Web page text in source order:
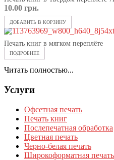
10.00 грн.
ДОБАВИТЬ В КОРЗИНУ
Печать книг в мягком переплёте
ПОДРОБНЕЕ
Читать полностью...
Услуги
Офсетная печать
Печать книг
Послепечатная обработка
Цветная печать
Черно-белая печать
Широкоформатная печать